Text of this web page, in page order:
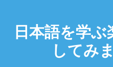
日本語を学
してみ